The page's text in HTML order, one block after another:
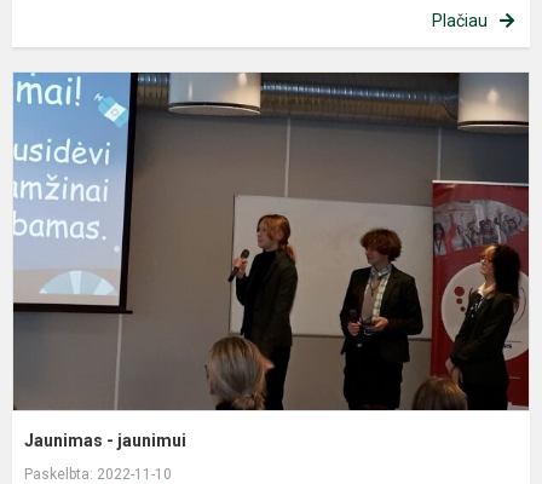
Plačiau
Jaunimas - jaunimui
Paskelbta: 2022-11-10